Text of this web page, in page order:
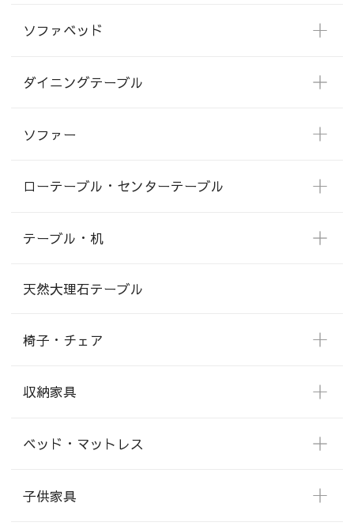
ソファベッド
ダイニングテーブル
ソファー
ローテーブル・センターテーブル
テーブル・机
天然大理石テーブル
椅子・チェア
収納家具
ベッド・マットレス
子供家具